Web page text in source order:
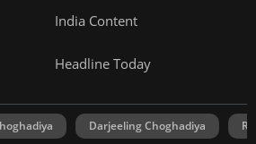
India Content
Headline Today
Darjeeling Choghadiya